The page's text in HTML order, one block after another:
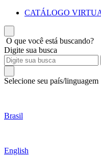
CATÁLOGO
O que você está buscando?
Digite sua busca
Selecione seu país/linguagem
Brasil
English